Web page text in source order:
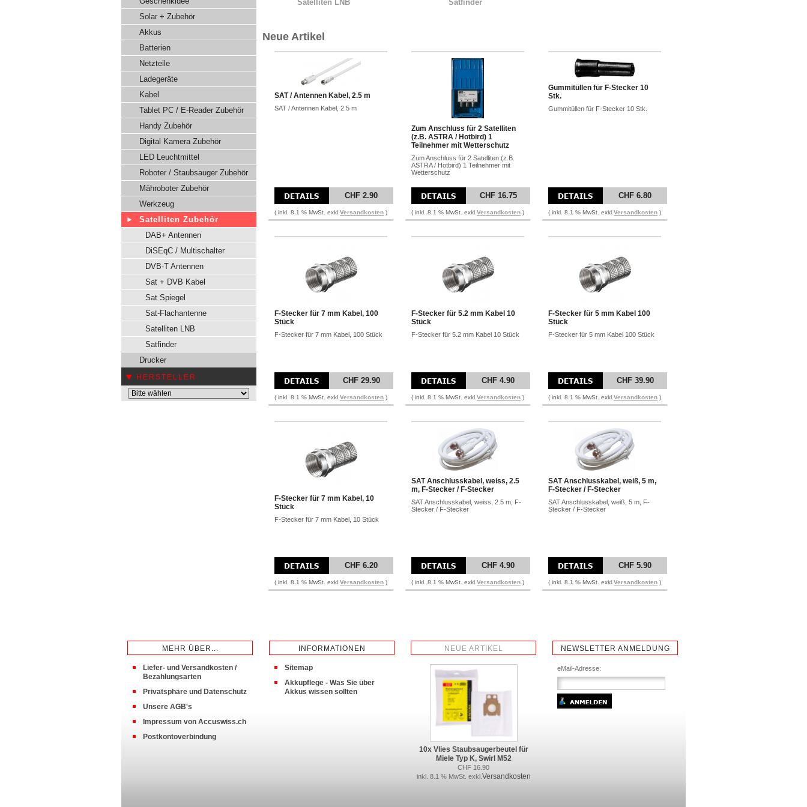
Solar + Zubehör
Akkus
Batterien
Netzteile
Ladegeräte
Kabel
Tablet PC / E-Reader Zubehör
Handy Zubehör
Digital Kamera Zubehör
LED Leuchtmittel
Roboter / Staubsauger Zubehör
Mähroboter Zubehör
Werkzeug
Satelliten Zubehör
DAB+ Antennen
DiSEqC / Multischalter
DVB-T Antennen
Sat + DVB Kabel
Sat Spiegel
Sat-Flachantenne
Satelliten LNB
Satfinder
Drucker
HERSTELLER
Satelliten LNB Satfinder
Neue Artikel
SAT / Antennen Kabel, 2.5 m
SAT / Antennen Kabel, 2.5 m
CHF 2.90
( inkl. 8.1 % MwSt. exkl. Versandkosten )
Zum Anschluss für 2 Satelliten
(z.B. ASTRA / Hotbird) 1
Teilnehmer mit Wetterschutz
Zum Anschluss für 2 Satelliten (z.B.
ASTRA / Hotbird) 1 Teilnehmer mit
Wetterschutz
CHF 16.75
( inkl. 8.1 % MwSt. exkl. Versandkosten )
Gummitüllen für F-Stecker 10
Stk.
Gummitüllen für F-Stecker 10 Stk.
CHF 6.80
( inkl. 8.1 % MwSt. exkl. Versandkosten )
F-Stecker für 7 mm Kabel, 100
Stück
F-Stecker für 7 mm Kabel, 100 Stück
CHF 29.90
( inkl. 8.1 % MwSt. exkl. Versandkosten )
F-Stecker für 5.2 mm Kabel 10
Stück
F-Stecker für 5.2 mm Kabel 10 Stück
CHF 4.90
( inkl. 8.1 % MwSt. exkl. Versandkosten )
F-Stecker für 5 mm Kabel 100
Stück
F-Stecker für 5 mm Kabel 100 Stück
CHF 39.90
( inkl. 8.1 % MwSt. exkl. Versandkosten )
F-Stecker für 7 mm Kabel, 10
Stück
F-Stecker für 7 mm Kabel, 10 Stück
CHF 6.20
( inkl. 8.1 % MwSt. exkl. Versandkosten )
SAT Anschlusskabel, weiss, 2.5
m, F-Stecker / F-Stecker
SAT Anschlusskabel, weiss, 2.5 m, F-
Stecker / F-Stecker
CHF 4.90
( inkl. 8.1 % MwSt. exkl. Versandkosten )
SAT Anschlusskabel, weiß, 5 m,
F-Stecker / F-Stecker
SAT Anschlusskabel, weiß, 5 m, F-
Stecker / F-Stecker
CHF 5.90
( inkl. 8.1 % MwSt. exkl. Versandkosten )
MEHR ÜBER...
Liefer- und Versandkosten /
Bezahlungsarten
Privatsphäre und Datenschutz
Unsere AGB's
Impressum von Accuswiss.ch
Postkontoverbindung
INFORMATIONEN
Sitemap
Akkupflege - Was Sie über
Akkus wissen sollten
NEUE ARTIKEL
10x Vlies Staubsaugerbeutel für
Miele Typ K, Swirl M52
CHF 16.90
inkl. 8.1 % MwSt. exkl. Versandkosten
NEWSLETTER ANMELDUNG
eMail-Adresse: